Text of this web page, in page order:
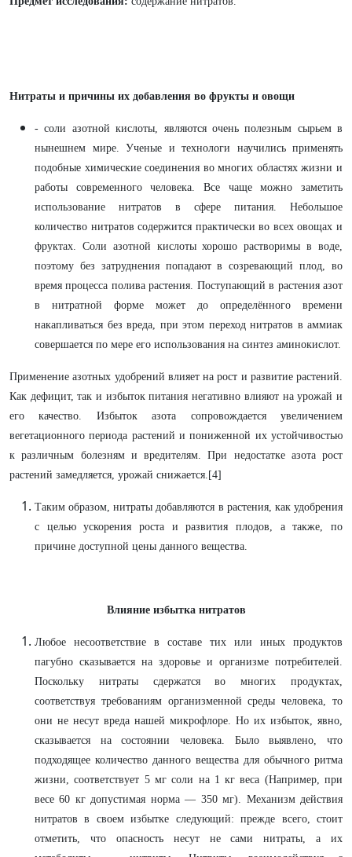
Нитраты и причины их добавления во фрукты и овощи
- соли азотной кислоты, являются очень полезным сырьем в
нынешнем мире. Ученые и технологи научились применять
подобные химические соединения во многих областях жизни и
работы современного человека. Все чаще можно заметить
использование нитратов в сфере питания. Небольшое
количество нитратов содержится практически во всех овощах и
фруктах. Соли азотной кислоты хорошо растворимы в воде,
поэтому без затруднения попадают в созревающий плод, во
время процесса полива растения. Поступающий в растения азот
в нитратной форме может до определённого времени
накапливаться без вреда, при этом переход нитратов в аммиак
совершается по мере его использования на синтез аминокислот.
Применение азотных удобрений влияет на рост и развитие растений.
Как дефицит, так и избыток питания негативно влияют на урожай и
его качество. Избыток азота сопровождается увеличением
вегетационного периода растений и пониженной их устойчивостью
к различным болезням и вредителям. При недостатке азота рост
растений замедляется, урожай снижается.[4]
Таким образом, нитраты добавляются в растения, как удобрения
с целью ускорения роста и развития плодов, а также, по
причине доступной цены данного вещества.
Влияние избытка нитратов
Любое несоответствие в составе тих или иных продуктов
пагубно сказывается на здоровье и организме потребителей.
Поскольку нитраты сдержатся во многих продуктах,
соответствуя требованиям организменной среды человека, то
они не несут вреда нашей микрофлоре. Но их избыток, явно,
сказывается на состоянии человека. Было выявлено, что
подходящее количество данного вещества для обычного ритма
жизни, соответствует 5 мг соли на 1 кг веса (Например, при
весе 60 кг допустимая норма — 350 мг). Механизм действия
нитратов в своем избытке следующий: прежде всего, стоит
отметить, что опасность несут не сами нитраты, а их